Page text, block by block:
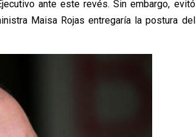
ante este revés. Sin embargo, evitó
Maisa Rojas entregaría la postura del